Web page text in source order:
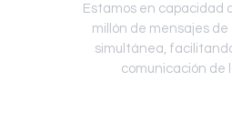
Estamos en capacidad
millón de mensajes
simultánea,
comunicación de